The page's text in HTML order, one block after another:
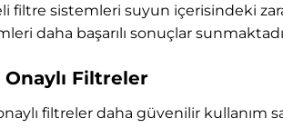
filtre sistemleri suyun içerisindeki
daha başarılı sonuçlar
Onaylı Filtreler
filtreler daha güvenilir kullanım